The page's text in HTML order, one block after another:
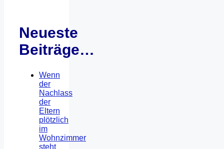
Neueste
Beiträge…
Wenn
der
Nachlass
der
Eltern
plötzlich
im
Wohnzimmer
steht